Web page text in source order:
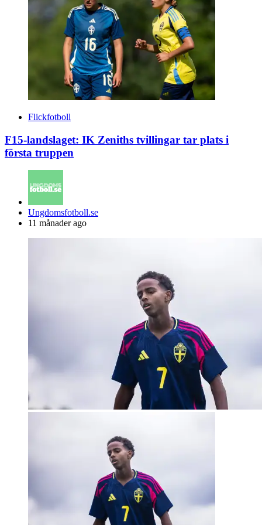
Flickfotboll
F15-landslaget: IK Zeniths tvillingar tar plats i
första truppen
Posted
by
Ungdomsfotboll.se
11 månader ago